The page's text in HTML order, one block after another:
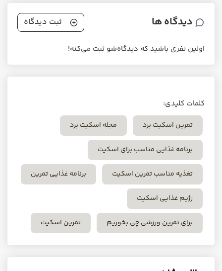
دیدگاه ها ثبت دیدگاه
اولین نفری باشید که دیدگاه‌شو ثبت می‌کنه!
کلمات کلیدی:
تمرین اسکیت برد مجله اسکیت برد
برنامه غذایی مناسب برای اسکیت
تغذیه مناسب تمرین اسکیت برنامه غذایی تمرین
رژیم غذایی اسکیت
برای تمرین ورزشی چی بخوریم تمرین اسکیت